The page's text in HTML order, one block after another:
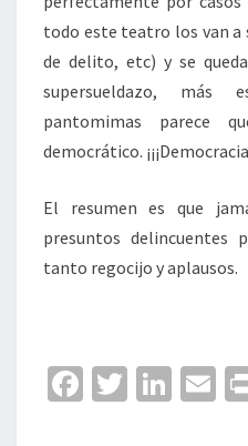
todo este teatro los van
de delito, etc) y se
supersueldazo, más
pantomimas parece
democrático.
El resumen es que
presuntos delincuentes
tanto regocijo y aplausos.
Fa T
Li
E